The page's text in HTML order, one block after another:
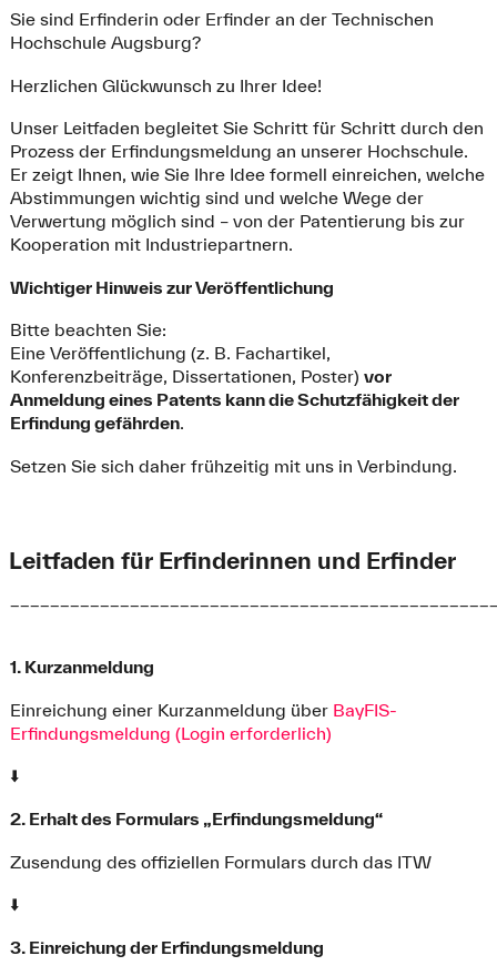
Sie sind Erfinderin oder Erfinder an der Technischen
Hochschule Augsburg?
Herzlichen Glückwunsch zu Ihrer Idee!
Unser Leitfaden begleitet Sie Schritt für Schritt durch den
Prozess der Erfindungsmeldung an unserer Hochschule.
Er zeigt Ihnen, wie Sie Ihre Idee formell einreichen, welche
Abstimmungen wichtig sind und welche Wege der
Verwertung möglich sind – von der Patentierung bis zur
Kooperation mit Industriepartnern.
Wichtiger Hinweis zur Veröffentlichung
Bitte beachten Sie:
Eine Veröffentlichung (z. B. Fachartikel,
Konferenzbeiträge, Dissertationen, Poster) vor
Anmeldung eines Patents kann die Schutzfähigkeit der
Erfindung gefährden.
Setzen Sie sich daher frühzeitig mit uns in Verbindung.
Leitfaden für Erfinderinnen und Erfinder
1. Kurzanmeldung
Einreichung einer Kurzanmeldung über BayFIS-
Erfindungsmeldung (Login erforderlich)
⬇️
2. Erhalt des Formulars „Erfindungsmeldung“
Zusendung des offiziellen Formulars durch das ITW
⬇️
3. Einreichung der Erfindungsmeldung